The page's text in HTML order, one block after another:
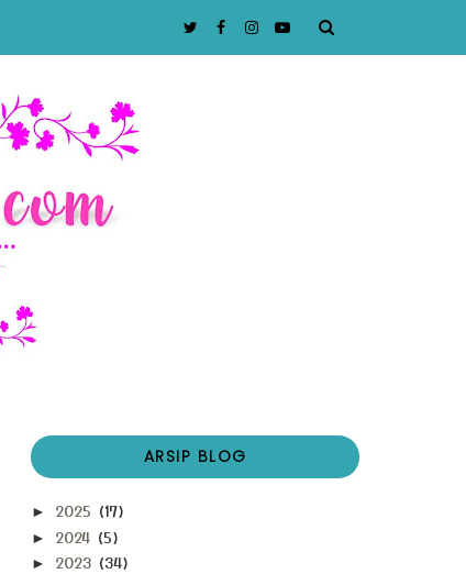
ARSIP BLOG
► 2025 (17)
► 2024 (5)
► 2023 (34)